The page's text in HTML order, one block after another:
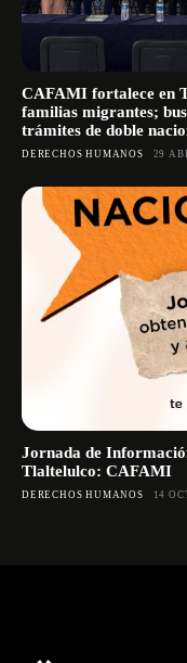
CAFAMI fortalece en
familias migrantes;
trámites de doble
DERECHOS HUMANOS 29
Jornada de
Tlaltelulco: CAFAMI
DERECHOS HUMANOS 14